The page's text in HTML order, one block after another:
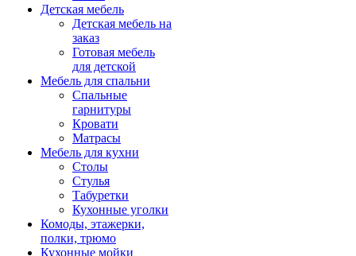
Детская мебель
Детская мебель на
заказ
Готовая мебель
для детской
Мебель для спальни
Спальные
гарнитуры
Кровати
Матрасы
Мебель для кухни
Столы
Стулья
Табуретки
Кухонные уголки
Комоды, этажерки,
полки, трюмо
Кухонные мойки